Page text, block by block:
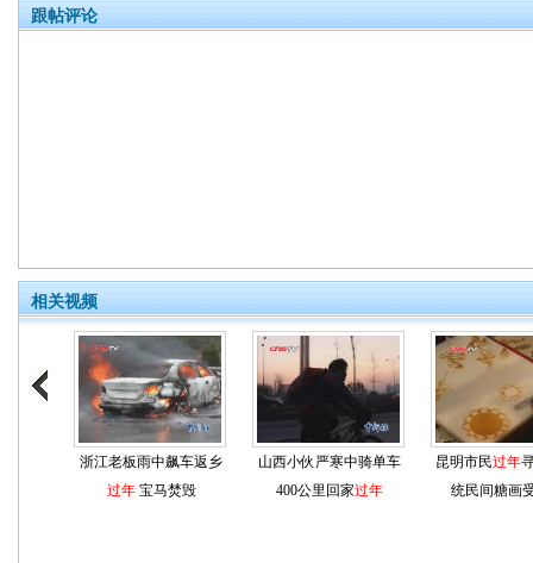
跟帖评论
相关视频
浙江老板雨中飙车返乡
过年宝马焚毁
山西小伙严寒中骑单车
400公里回家过年
昆明市民过年
统民间糖画